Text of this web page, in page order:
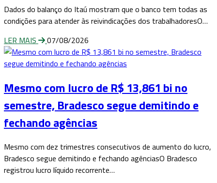
Dados do balanço do Itaú mostram que o banco tem todas as
condições para atender às reivindicações dos trabalhadoresO…
LER MAIS
07/08/2026
Mesmo com lucro de R$ 13,861 bi no
semestre, Bradesco segue demitindo e
fechando agências
Mesmo com dez trimestres consecutivos de aumento do lucro,
Bradesco segue demitindo e fechando agênciasO Bradesco
registrou lucro líquido recorrente…